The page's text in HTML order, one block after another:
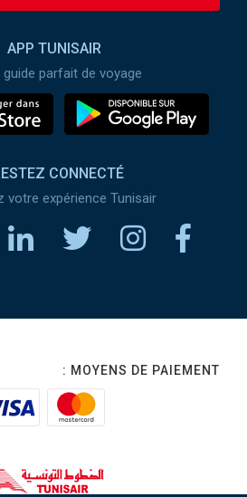
APP TUNISAIR
parfait de voyage
CONNECTÉ !
votre expérience Tunisair
MOYENS DE PAIEMENT :